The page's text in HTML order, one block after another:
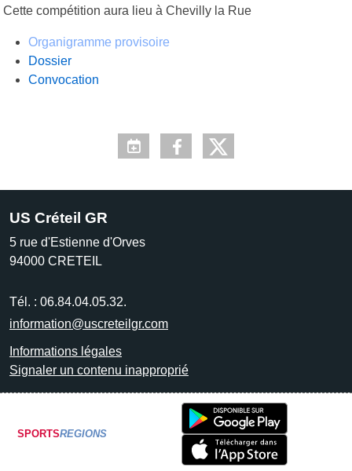
Cette compétition aura lieu à Chevilly la Rue
Organigramme provisoire
Dossier
Convocation
US Créteil GR
5 rue d'Estienne d'Orves
94000 CRETEIL
Tél. : 06.84.04.05.32.
information@uscreteilgr.com
Informations légales
Signaler un contenu inapproprié
SPORTSREGIONS